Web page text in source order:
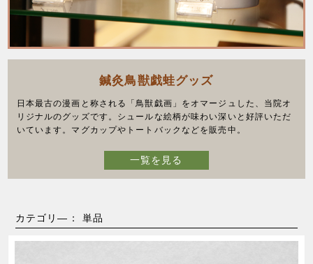
鍼灸鳥獣戯蛙グッズ
日本最古の漫画と称される「鳥獣戯画」をオマージュした、当院オ
リジナルのグッズです。シュールな絵柄が味わい深いと好評いただ
いています。マグカップやトートバックなどを販売中。
一覧を見る
カテゴリ―： 単品